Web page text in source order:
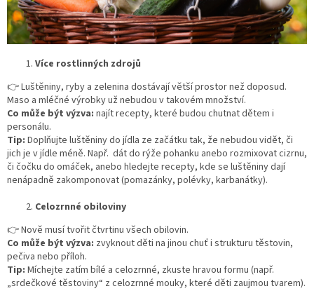
Více rostlinných zdrojů
👉Luštěniny, ryby a zelenina dostávají větší prostor než doposud.
Maso a mléčné výrobky už nebudou v takovém množství.
Co může být výzva: najít recepty, které budou chutnat dětem i
personálu.
Tip: Doplňujte luštěniny do jídla ze začátku tak, že nebudou vidět, či
jich je v jídle méně. Např. dát do rýže pohanku anebo rozmixovat cizrnu,
či čočku do omáček, anebo hledejte recepty, kde se luštěniny dají
nenápadně zakomponovat (pomazánky, polévky, karbanátky).
Celozrnné obiloviny
👉Nově musí tvořit čtvrtinu všech obilovin.
Co může být výzva: zvyknout děti na jinou chuť i strukturu těstovin,
pečiva nebo příloh.
Tip: Míchejte zatím bílé a celozrnné, zkuste hravou formu (např.
„srdečkové těstoviny“ z celozrnné mouky, které děti zaujmou tvarem).